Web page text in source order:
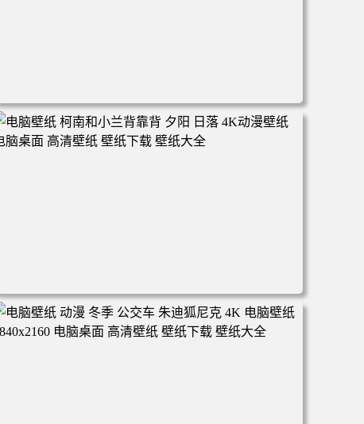
电脑壁纸 动漫 凡人修仙传 韩立 结婴 4k壁纸 3840x2160 电
脑桌面 高清壁纸 壁纸下载 壁纸大全
电脑壁纸 柯南和小兰背靠背 夕阳 日落 4K动漫壁纸 电脑桌
面 高清壁纸 壁纸下载 壁纸大全